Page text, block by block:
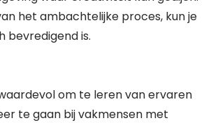
het ambachtelijke proces, kun je
bevredigend is.
om te leren van ervaren
te gaan bij vakmensen met